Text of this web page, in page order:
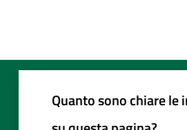
Quanto sono chiare le